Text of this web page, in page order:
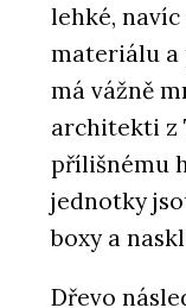
lehké,
materiálu a
má vážně
architekti z
přílišnému
jednotky
boxy a
Dřevo